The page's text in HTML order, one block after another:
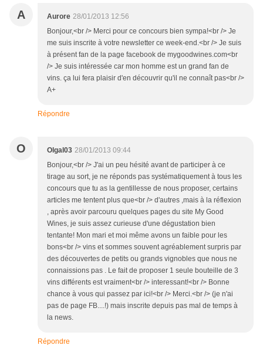
A Aurore 28/01/2013 12:56
Bonjour,<br /> Merci pour ce concours bien sympa!<br /> Je
me suis inscrite à votre newsletter ce week-end.<br /> Je suis
à présent fan de la page facebook de mygoodwines.com<br
/> Je suis intéressée car mon homme est un grand fan de
vins. ça lui fera plaisir d'en découvrir qu'il ne connaît pas<br />
A+
Répondre
O Olgal03 28/01/2013 09:44
Bonjour,<br /> J'ai un peu hésité avant de participer à ce
tirage au sort, je ne réponds pas systématiquement à tous les
concours que tu as la gentillesse de nous proposer, certains
articles me tentent plus que<br /> d'autres ,mais à la réflexion
, après avoir parcouru quelques pages du site My Good
Wines, je suis assez curieuse d'une dégustation bien
tentante! Mon mari et moi même avons un faible pour les
bons<br /> vins et sommes souvent agréablement surpris par
des découvertes de petits ou grands vignobles que nous ne
connaissions pas . Le fait de proposer 1 seule bouteille de 3
vins différents est vraiment<br /> interessant!<br /> Bonne
chance à vous qui passez par ici!<br /> Merci.<br /> (je n'ai
pas de page FB....!) mais inscrite depuis pas mal de temps à
la news.
Répondre